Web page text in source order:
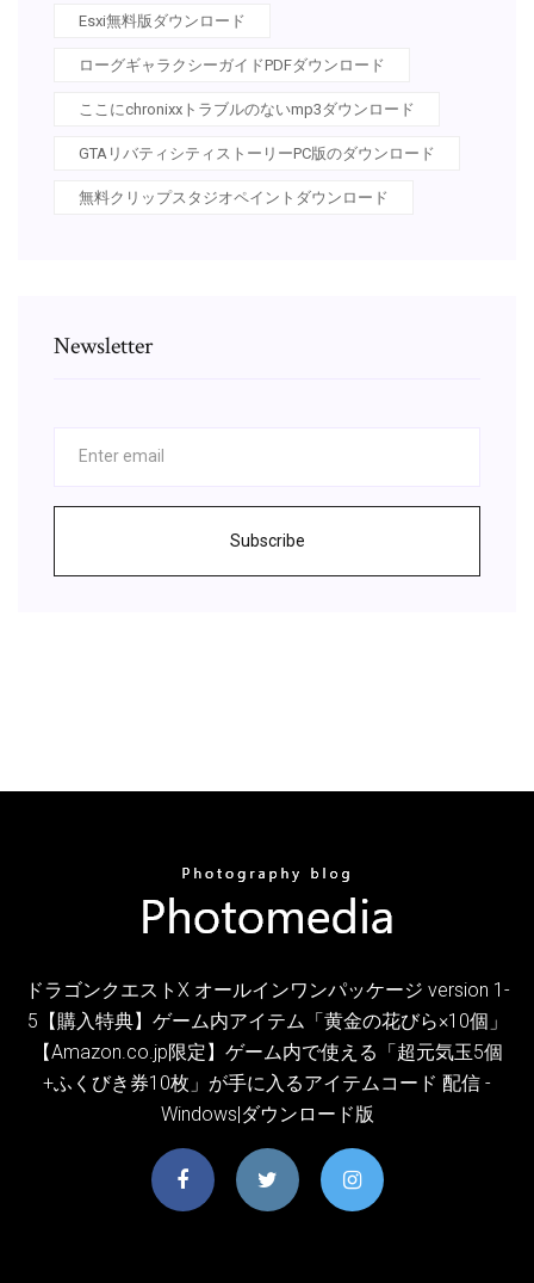
Esxi無料版ダウンロード
ローグギャラクシーガイドPDFダウンロード
ここにchronixxトラブルのないmp3ダウンロード
GTAリバティシティストーリーPC版のダウンロード
無料クリップスタジオペイントダウンロード
Newsletter
Subscribe
ドラゴンクエストX オールインワンパッケージ version 1-
5【購入特典】ゲーム内アイテム「黄金の花びら×10個」
【Amazon.co.jp限定】ゲーム内で使える「超元気玉5個
+ふくびき券10枚」が手に入るアイテムコード 配信 -
Windows|ダウンロード版